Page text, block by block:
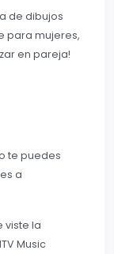
de dibujos
para mujeres,
en pareja!
te puedes
a
viste la
Music